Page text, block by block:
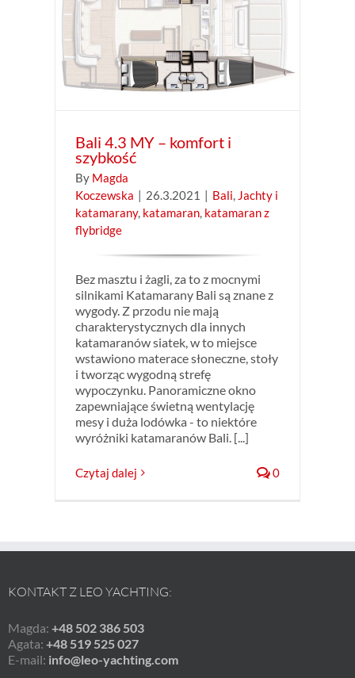
Bali 4.3 MY – komfort i
szybkość
By Magda
Koczewska | 26.3.2021 | Bali Jachty i
katamarany, katamaran, katamaran z
flybridge
Bez masztu i żagli, za to z mocnymi
silnikami Katamarany Bali są znane z
wygody. Z przodu nie mają
charakterystycznych dla innych
katamaranów siatek, w to miejsce
wstawiono materace słoneczne, stoły
i tworząc wygodną strefę
wypoczynku. Panoramiczne okno
zapewniające świetną wentylację
mesy i duża lodówka - to niektóre
wyróżniki katamaranów Bali. [...]
Czytaj dalej 0
KONTAKT Z LEO YACHTING:
Magda: +48 502 386 503
Agata: +48 519 525 027
E-mail: info@leo-yachting.com